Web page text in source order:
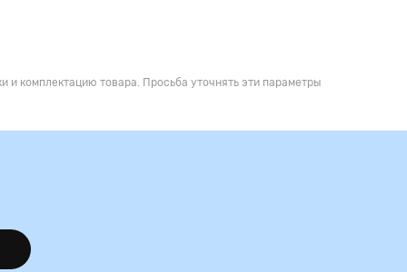
и комплектацию товара. Просьба уточнять эти параметры